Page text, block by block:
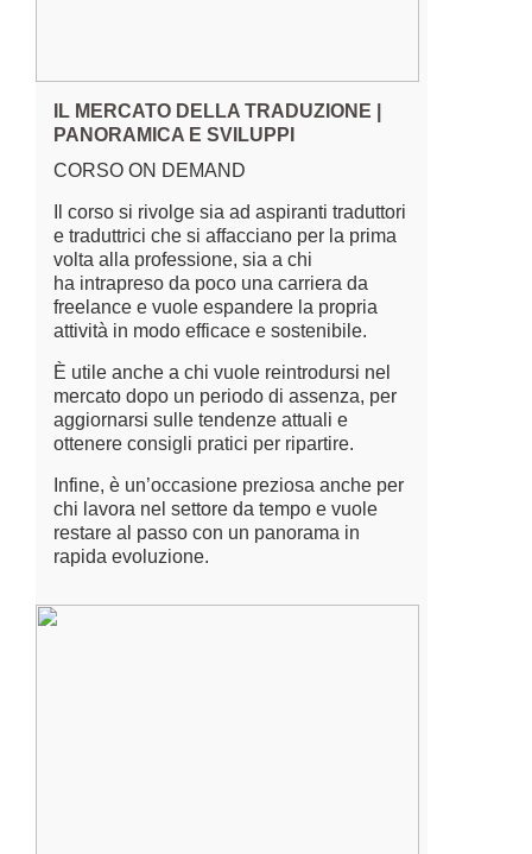
IL MERCATO DELLA TRADUZIONE |
PANORAMICA E SVILUPPI
CORSO ON DEMAND
Il corso si rivolge sia ad aspiranti traduttori
e traduttrici che si affacciano per la prima
volta alla professione, sia a chi
ha intrapreso da poco una carriera da
freelance e vuole espandere la propria
attività in modo efficace e sostenibile.
È utile anche a chi vuole reintrodursi nel
mercato dopo un periodo di assenza, per
aggiornarsi sulle tendenze attuali e
ottenere consigli pratici per ripartire.
Infine, è un’occasione preziosa anche per
chi lavora nel settore da tempo e vuole
restare al passo con un panorama in
rapida evoluzione.